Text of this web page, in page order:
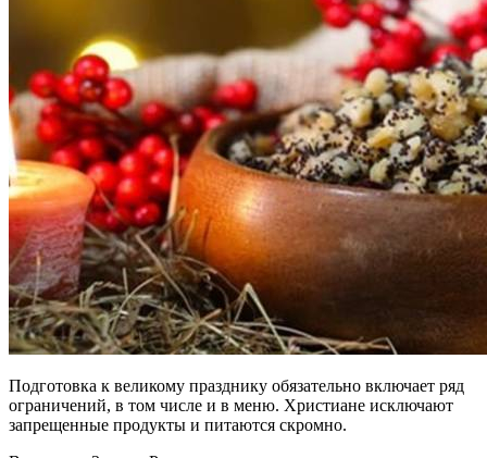
Подготовка к великому празднику обязательно включает ряд
ограничений, в том числе и в меню. Христиане исключают
запрещенные продукты и питаются скромно.